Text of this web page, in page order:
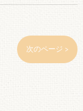
次のページ >